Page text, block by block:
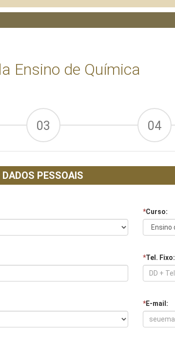
Ensino de Química
03 04
DADOS PESSOAIS
*Curso:
*Tel. Fixo:
*E-mail: